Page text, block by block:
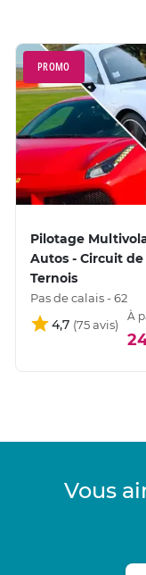
PROMO
Pilotage
Autos - Circuit de
Ternois
Pas de calais - 62
4,7
À
Vous